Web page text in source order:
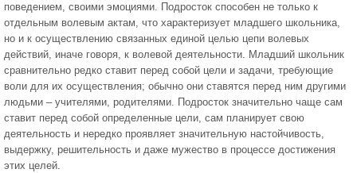
поведением, своими эмоциями. Подросток способен не только к
отдельным волевым актам, что характеризует младшего школьника,
но и к осуществлению связанных единой целью цепи волевых
действий, иначе говоря, к волевой деятельности. Младший школьник
сравнительно редко ставит перед собой цели и задачи, требующие
воли для их осуществления; обычно они ставятся перед ним другими
людьми – учителями, родителями. Подросток значительно чаще сам
ставит перед собой определенные цели, сам планирует свою
деятельность и нередко проявляет значительную настойчивость,
выдержку, решительность и даже мужество в процессе достижения
этих целей.